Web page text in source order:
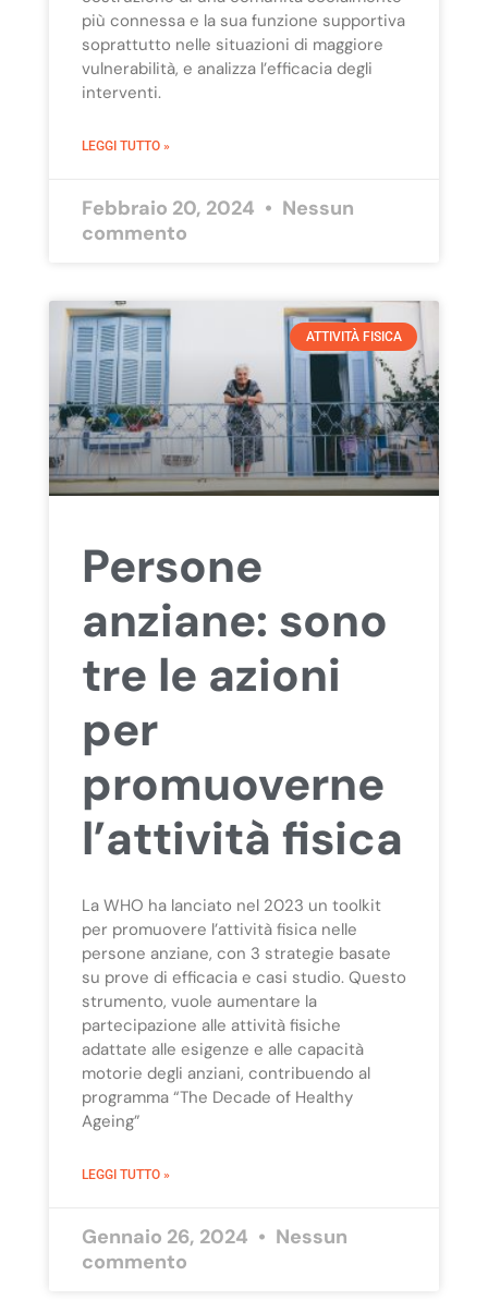
più connessa e la sua funzione supportiva
soprattutto nelle situazioni di maggiore
vulnerabilità, e analizza l’efficacia degli
interventi.
LEGGI TUTTO »
Febbraio 20, 2024
Nessun
commento
ATTIVITÀ FISICA
Persone
anziane: sono
tre le azioni
per
promuoverne
l’attività fisica
La WHO ha lanciato nel 2023 un toolkit
per promuovere l’attività fisica nelle
persone anziane, con 3 strategie basate
su prove di efficacia e casi studio. Questo
strumento, vuole aumentare la
partecipazione alle attività fisiche
adattate alle esigenze e alle capacità
motorie degli anziani, contribuendo al
programma “The Decade of Healthy
Ageing”
LEGGI TUTTO »
Gennaio 26, 2024
Nessun
commento